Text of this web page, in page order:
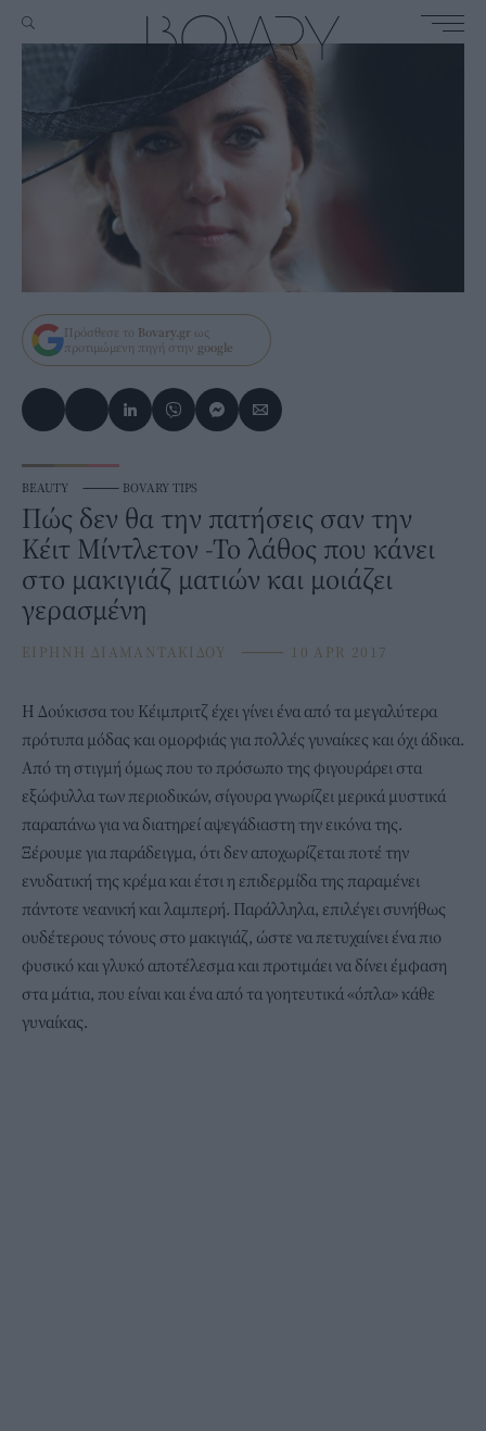
Πρόσθεσε το Bovary.gr ως
προτιμώμενη πηγή στην google
BEAUTY ⸻ BOVARY TIPS
Πώς δεν θα την πατήσεις σαν την
Κέιτ Μίντλετον -Το λάθος που κάνει
στο μακιγιάζ ματιών και μοιάζει
γερασμένη
ΕΙΡΗΝΗ ΔΙΑΜΑΝΤΑΚΙΔΟΥ ⸻ 10 APR 2017
Η Δούκισσα του Κέιμπριτζ έχει γίνει ένα από τα μεγαλύτερα
πρότυπα μόδας και ομορφιάς για πολλές γυναίκες και όχι άδικα.
Από τη στιγμή όμως που το πρόσωπο της φιγουράρει στα
εξώφυλλα των περιοδικών, σίγουρα γνωρίζει μερικά μυστικά
παραπάνω για να διατηρεί αψεγάδιαστη την εικόνα της.
Ξέρουμε για παράδειγμα, ότι δεν αποχωρίζεται ποτέ την
ενυδατική της κρέμα και έτσι η επιδερμίδα της παραμένει
πάντοτε νεανική και λαμπερή. Παράλληλα, επιλέγει συνήθως
ουδέτερους τόνους στο μακιγιάζ, ώστε να πετυχαίνει ένα πιο
φυσικό και γλυκό αποτέλεσμα και προτιμάει να δίνει έμφαση
στα μάτια, που είναι και ένα από τα γοητευτικά «όπλα» κάθε
γυναίκας.